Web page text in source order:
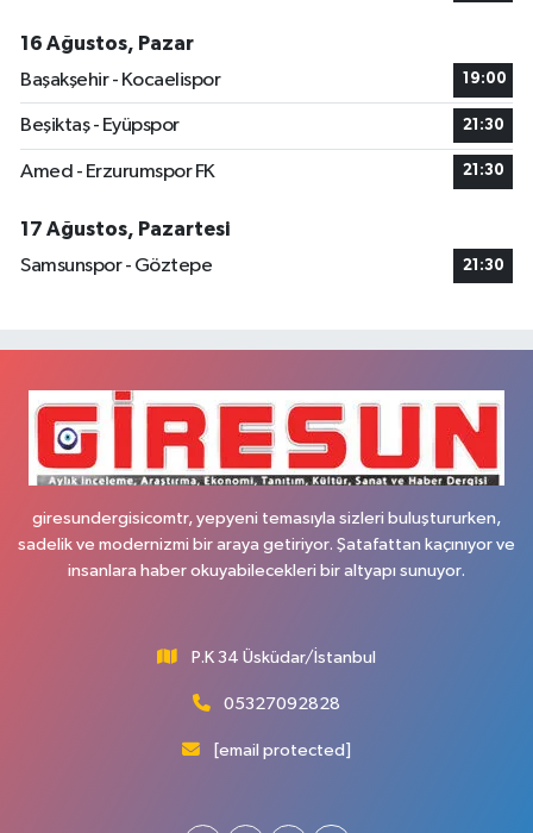
16 Ağustos, Pazar
Başakşehir - Kocaelispor
19:00
Beşiktaş - Eyüpspor 21:30
Amed - Erzurumspor FK 21:30
17 Ağustos, Pazartesi
Samsunspor - Göztepe
21:30
giresundergisicomtr, yepyeni temasıyla sizleri buluştururken,
sadelik ve modernizmi bir araya getiriyor. Şatafattan kaçınıyor ve
insanlara haber okuyabilecekleri bir altyapı sunuyor.
P.K 34 Üsküdar/İstanbul
05327092828
[email protected]